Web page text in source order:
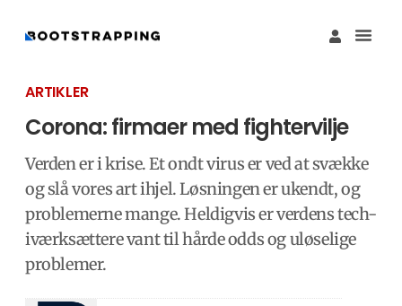
ARTIKLER
Corona: firmaer med fightervilje
Verden er i krise. Et ondt virus er ved at svække
og slå vores art ihjel. Løsningen er ukendt, og
problemerne mange. Heldigvis er verdens tech-
iværksættere vant til hårde odds og uløselige
problemer.